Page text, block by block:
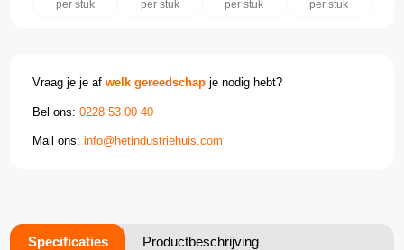
per stuk per stuk per stuk per stuk
Vraag je je afwelk gereedschap je nodig hebt?
Bel ons:0228 53 00 40
Mail ons:info@hetindustriehuis.com
Specificaties Productbeschrijving